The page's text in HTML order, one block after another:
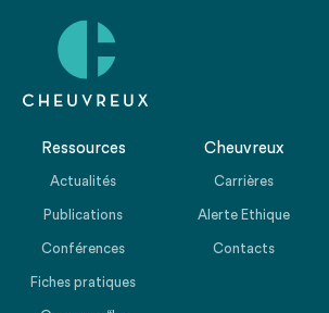
Ressources
Actualités
Publications
Conférences
Fiches pratiques
Cheuvreux
Carrières
Alerte Ethique
Contacts